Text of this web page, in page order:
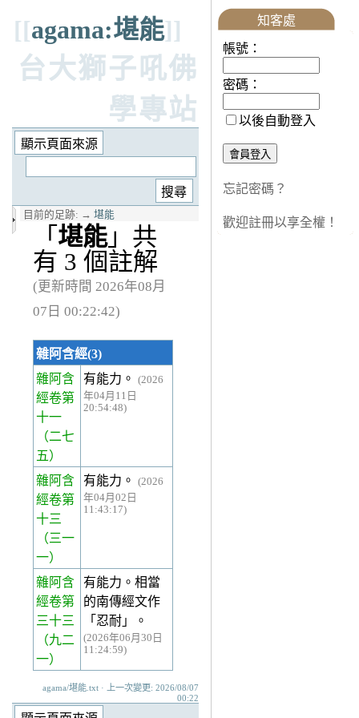
[[agama:堪能]]
台大獅子吼佛
學專站
目前的足跡: → 堪能
「 堪能」共
有 3 個註解
(更新時間 2026年08月
07日 00:22:42)
雜阿含經(3)
雜阿含
經卷第
十一
（二七
五）
有能力。
(2026
年04月11日
20:54:48)
雜阿含
經卷第
十三
（三一
一）
有能力。
(2026
年04月02日
11:43:17)
雜阿含
經卷第
三十三
（九二
一）
有能力。相當
的南傳經文作
「忍耐」。
(2026年06月30日
11:24:59)
agama/堪能.txt · 上一次變更: 2026/08/07
00:22
知客處
帳號：
密碼：
以後自動登入
忘記密碼？
歡迎註冊以享全權！